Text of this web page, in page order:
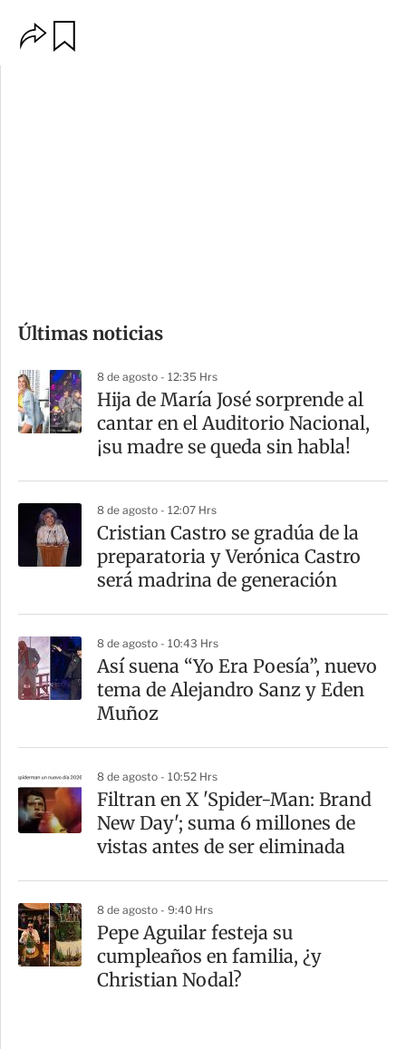
m
a
r
t
Últimas noticias
8 de agosto - 12:35 Hrs
Hija de María José sorprende al
cantar en el Auditorio Nacional,
¡su madre se queda sin habla!
8 de agosto - 12:07 Hrs
Cristian Castro se gradúa de la
preparatoria y Verónica Castro
será madrina de generación
8 de agosto - 10:43 Hrs
Así suena “Yo Era Poesía”, nuevo
tema de Alejandro Sanz y Eden
Muñoz
8 de agosto - 10:52 Hrs
Filtran en X 'Spider-Man: Brand
New Day'; suma 6 millones de
vistas antes de ser eliminada
8 de agosto - 9:40 Hrs
Pepe Aguilar festeja su
cumpleaños en familia, ¿y
Christian Nodal?